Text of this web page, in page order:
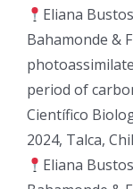
Eliana
Bahamonde &
period of
Científico
2024, Talca,
Eliana